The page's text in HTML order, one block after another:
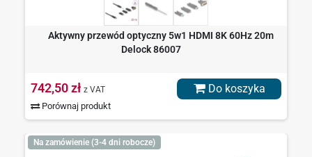
Aktywny przewód optyczny 5w1 HDMI 8K 60Hz 20m
Delock 86007
742,50 zł z VAT
Porównaj produkt
Do koszyka
Na zamówienie (3-4 dni robocze)